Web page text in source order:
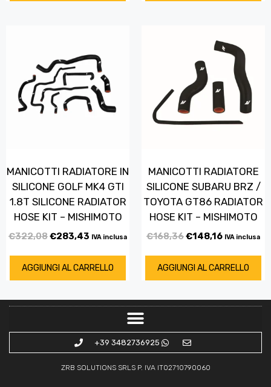
MANICOTTI RADIATORE IN
SILICONE GOLF MK4 GTI
1.8T SILICONE RADIATOR
HOSE KIT – MISHIMOTO
€322,08€283,43 IVA inclusa
AGGIUNGI AL CARRELLO
MANICOTTI RADIATORE
SILICONE SUBARU BRZ /
TOYOTA GT86 RADIATOR
HOSE KIT – MISHIMOTO
€168,36€148,16 IVA inclusa
AGGIUNGI AL CARRELLO
+39 3482736925
ZRB SOLUTIONS SRLS P. IVA IT02710790060